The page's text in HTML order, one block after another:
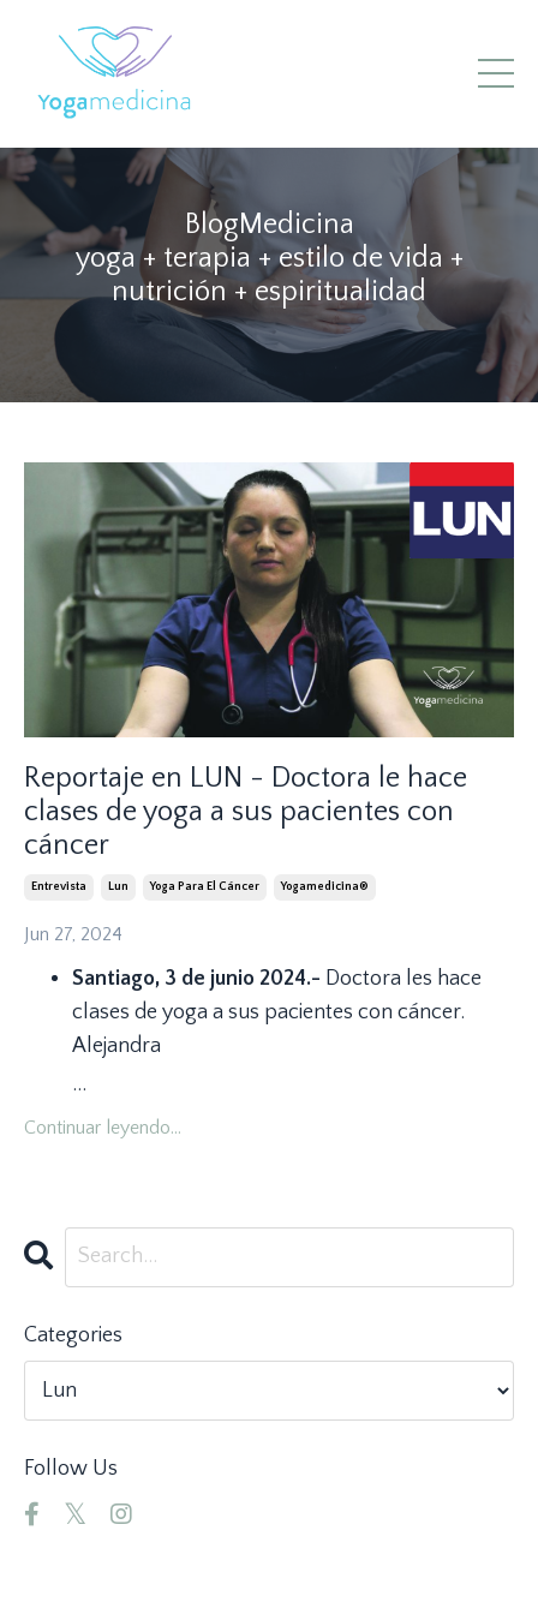
BlogMedicina
yoga + terapia + estilo de vida +
nutrición + espiritualidad
Reportaje en LUN - Doctora le hace
clases de yoga a sus pacientes con
cáncer
Entrevista Lun Yoga Para El Cáncer Yogamedicina®
Jun 27, 2024
Santiago, 3 de junio 2024.- Doctora les hace
clases de yoga a sus pacientes con cáncer.
Alejandra
...
Continuar leyendo...
Categories
Follow Us